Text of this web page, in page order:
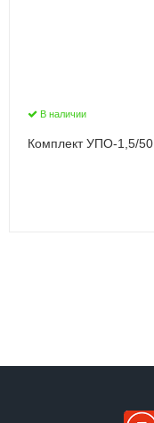
В наличии
Комплект УПО-1,5/50